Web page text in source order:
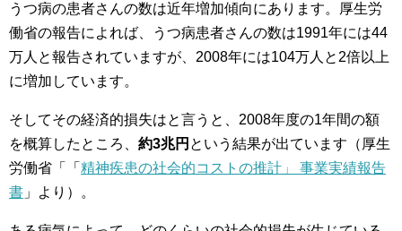
うつ病の患者さんの数は近年増加傾向にあります。厚生労
働省の報告によれば、うつ病患者さんの数は1991年には44
万人と報告されていますが、2008年には104万人と2倍以上
に増加しています。
そしてその経済的損失はと言うと、2008年度の1年間の額
を概算したところ、 約3兆円 という結果が出ています（厚生
労働省「「 精神疾患の社会的コストの推計」 事業実績報告
書 」より）。